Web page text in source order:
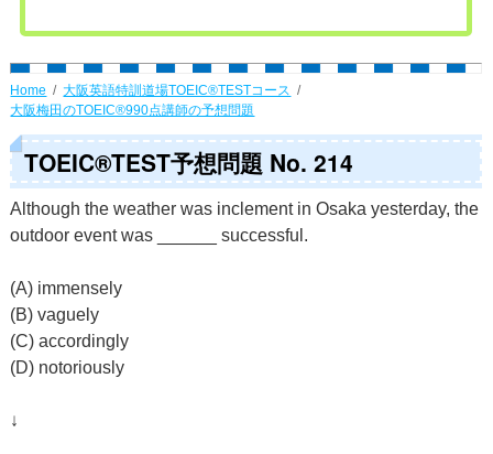
Home
大阪英語特訓道場TOEIC®TESTコース
大阪梅田のTOEIC®990点講師の予想問題
TOEIC®TEST予想問題 No. 214
Although the weather was inclement in Osaka yesterday, the
outdoor event was ______ successful.
(A) immensely
(B) vaguely
(C) accordingly
(D) notoriously
↓